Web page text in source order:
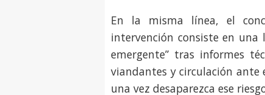
En la misma línea, el
intervención consiste en una
emergente” tras informes
viandantes y circulación ante
una vez desaparezca ese